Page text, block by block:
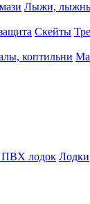
Лыжи,
Скейты
коптильни
ПВХ лодок Лодки